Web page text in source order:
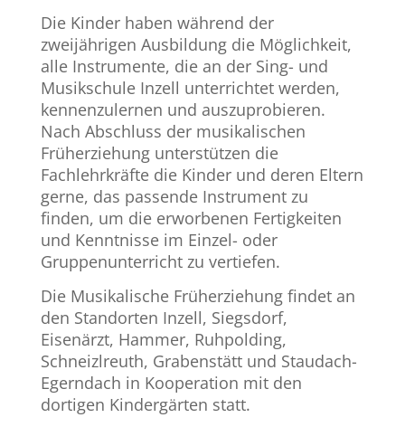
Die Kinder haben während der
zweijährigen Ausbildung die Möglichkeit,
alle Instrumente, die an der Sing- und
Musikschule Inzell unterrichtet werden,
kennenzulernen und auszuprobieren.
Nach Abschluss der musikalischen
Früherziehung unterstützen die
Fachlehrkräfte die Kinder und deren Eltern
gerne, das passende Instrument zu
finden, um die erworbenen Fertigkeiten
und Kenntnisse im Einzel- oder
Gruppenunterricht zu vertiefen.
Die Musikalische Früherziehung findet an
den Standorten Inzell, Siegsdorf,
Eisenärzt, Hammer, Ruhpolding,
Schneizlreuth, Grabenstätt und Staudach-
Egerndach in Kooperation mit den
dortigen Kindergärten statt.